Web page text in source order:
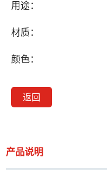
用途：
材质：
颜色：
返回
产品说明